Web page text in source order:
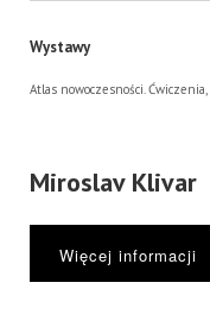
Wystawy
Atlas nowoczesności.
Miroslav Klivar
Więcej informacji